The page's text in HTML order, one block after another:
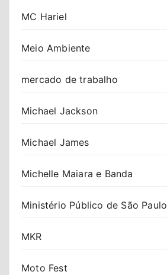
MC Hariel
Meio Ambiente
mercado de trabalho
Michael Jackson
Michael James
Michelle Maiara e Banda
Ministério Público de São Paulo
MKR
Moto Fest